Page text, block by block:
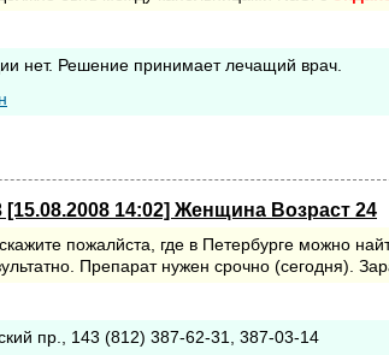
нет. Решение принимает лечащий врач.
[15.08.2008 14:02] Женщина Возраст 24
пожалйста, где в Петербурге можно
Препарат нужен срочно (сегодня).
пр., 143 (812) 387-62-31, 387-03-14